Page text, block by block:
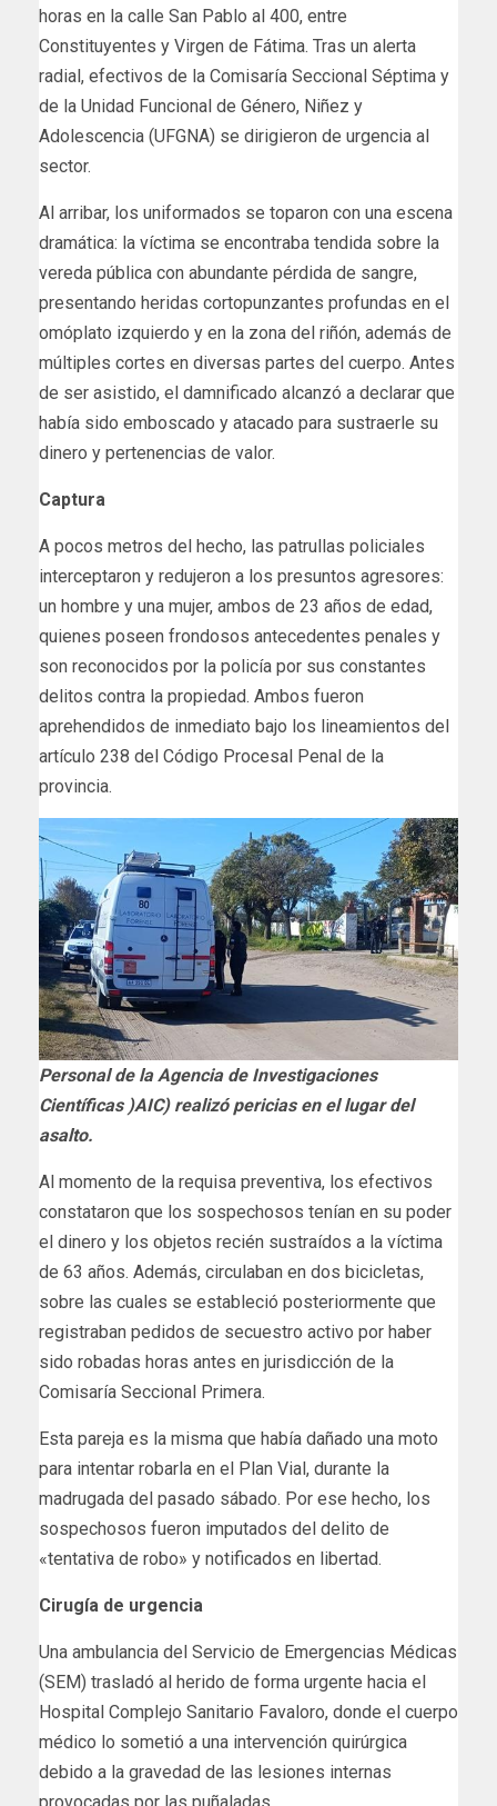
horas en la calle San Pablo al 400, entre
Constituyentes y Virgen de Fátima. Tras un alerta
radial, efectivos de la Comisaría Seccional Séptima y
de la Unidad Funcional de Género, Niñez y
Adolescencia (UFGNA) se dirigieron de urgencia al
sector.
Al arribar, los uniformados se toparon con una escena
dramática: la víctima se encontraba tendida sobre la
vereda pública con abundante pérdida de sangre,
presentando heridas cortopunzantes profundas en el
omóplato izquierdo y en la zona del riñón, además de
múltiples cortes en diversas partes del cuerpo. Antes
de ser asistido, el damnificado alcanzó a declarar que
había sido emboscado y atacado para sustraerle su
dinero y pertenencias de valor.
Captura
A pocos metros del hecho, las patrullas policiales
interceptaron y redujeron a los presuntos agresores:
un hombre y una mujer, ambos de 23 años de edad,
quienes poseen frondosos antecedentes penales y
son reconocidos por la policía por sus constantes
delitos contra la propiedad. Ambos fueron
aprehendidos de inmediato bajo los lineamientos del
artículo 238 del Código Procesal Penal de la
provincia.
Personal de la Agencia de Investigaciones
Científicas )AIC) realizó pericias en el lugar del
asalto.
Al momento de la requisa preventiva, los efectivos
constataron que los sospechosos tenían en su poder
el dinero y los objetos recién sustraídos a la víctima
de 63 años. Además, circulaban en dos bicicletas,
sobre las cuales se estableció posteriormente que
registraban pedidos de secuestro activo por haber
sido robadas horas antes en jurisdicción de la
Comisaría Seccional Primera.
Esta pareja es la misma que había dañado una moto
para intentar robarla en el Plan Vial, durante la
madrugada del pasado sábado. Por ese hecho, los
sospechosos fueron imputados del delito de
«tentativa de robo» y notificados en libertad.
Cirugía de urgencia
Una ambulancia del Servicio de Emergencias Médicas
(SEM) trasladó al herido de forma urgente hacia el
Hospital Complejo Sanitario Favaloro, donde el cuerpo
médico lo sometió a una intervención quirúrgica
debido a la gravedad de las lesiones internas